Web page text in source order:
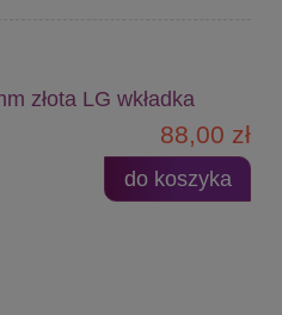
złota LG wkładka
88,00 zł
do koszyka